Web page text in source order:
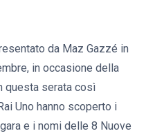
da Maz Gazzé in
in occasione della
questa serata così
Uno hanno scoperto i
e i nomi delle 8 Nuove